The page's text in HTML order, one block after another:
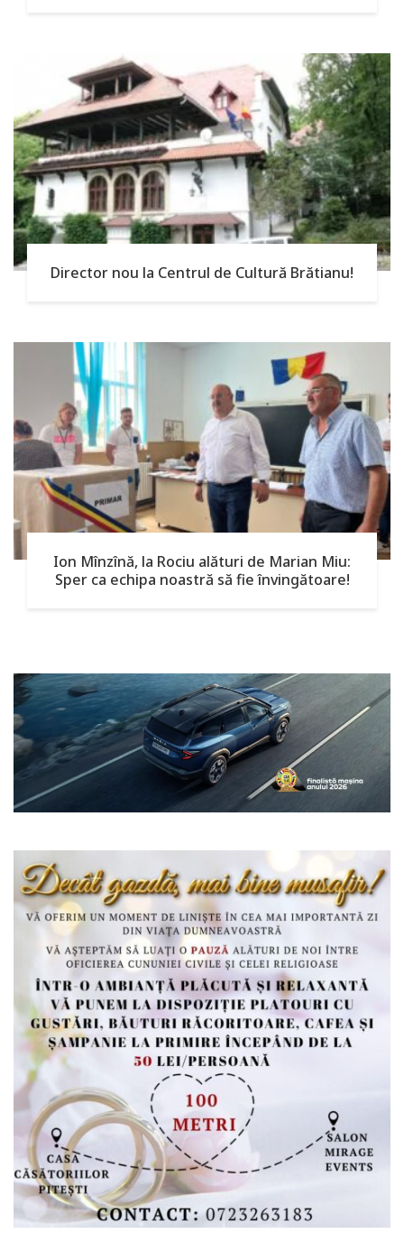
Director nou la Centrul de Cultură Brătianu!
Ion Mînzînă, la Rociu alături de Marian Miu:
Sper ca echipa noastră să fie învingătoare!